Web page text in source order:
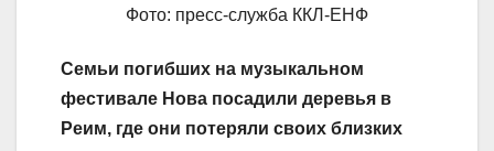
Фото: пресс-служба ККЛ-ЕНФ
Семьи погибших на музыкальном
фестивале Нова посадили деревья в
Реим, где они потеряли своих близких